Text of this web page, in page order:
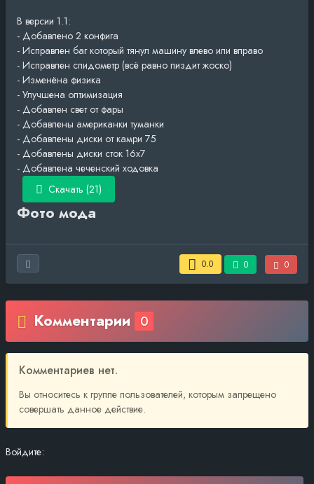
В версии 1.1:
- Добавлено 2 конфига
- Исправлен баг который тянул машину влево или вправо
- Исправлен спидометр (всё равно пиздит жоско)
- Изменёна физика
- Улучшена оптимизация
- Добавлен свет от фары
- Добавлены американки туманки
- Добавлены диски от камри 75
- Добавлены диски сток 16х7
- Добавлена чеченский ходовка
Скачать (21)
Фото мода
0.0 0 0
Комментарии 0
Комментариев нет.
Вы относитесь к группе пользователей, которым запрещено
совершать данное действие.
Войдите: